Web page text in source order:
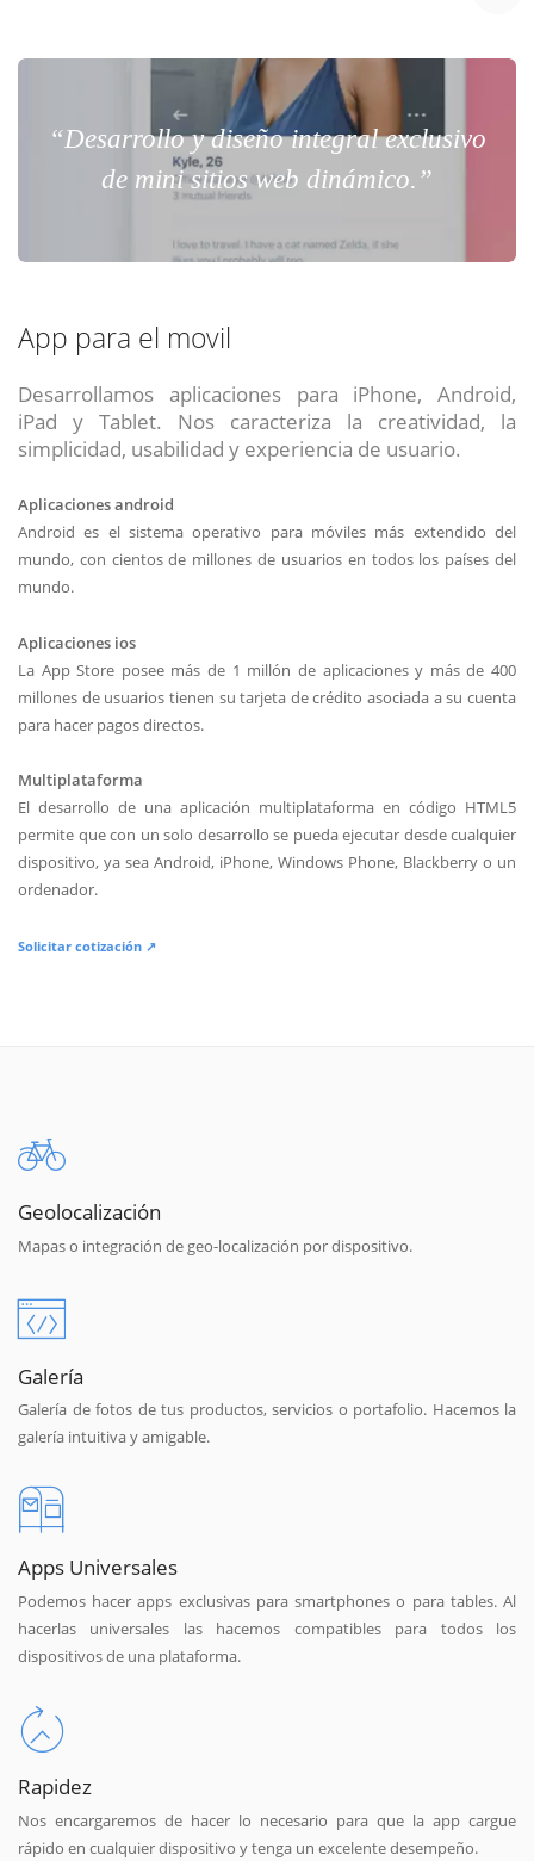
“Desarrollo y diseño integral exclusivo
de mini sitios web dinámico.”
App para el movil
Desarrollamos aplicaciones para iPhone, Android,
iPad y Tablet. Nos caracteriza la creatividad, la
simplicidad, usabilidad y experiencia de usuario.
Aplicaciones android
Android es el sistema operativo para móviles más extendido del
mundo, con cientos de millones de usuarios en todos los países del
mundo.
Aplicaciones ios
La App Store posee más de 1 millón de aplicaciones y más de 400
millones de usuarios tienen su tarjeta de crédito asociada a su cuenta
para hacer pagos directos.
Multiplataforma
El desarrollo de una aplicación multiplataforma en código HTML5
permite que con un solo desarrollo se pueda ejecutar desde cualquier
dispositivo, ya sea Android, iPhone, Windows Phone, Blackberry o un
ordenador.
Solicitar cotización ↗
Geolocalización
Mapas o integración de geo-localización por dispositivo.
Galería
Galería de fotos de tus productos, servicios o portafolio. Hacemos la
galería intuitiva y amigable.
Apps Universales
Podemos hacer apps exclusivas para smartphones o para tables. Al
hacerlas universales las hacemos compatibles para todos los
dispositivos de una plataforma.
Rapidez
Nos encargaremos de hacer lo necesario para que la app cargue
rápido en cualquier dispositivo y tenga un excelente desempeño.